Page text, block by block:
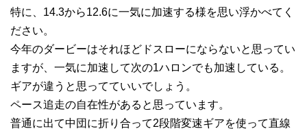
特に、14.3から12.6に一気に加速する様を思い浮かべてく
ださい。
今年のダービーはそれほどドスローにならないと思ってい
ますが、一気に加速して次の1ハロンでも加速している。
ギアが違うと思ってていいでしょう。
ペース追走の自在性があると思っています。
普通に出て中団に折り合って2段階変速ギアを使って直線